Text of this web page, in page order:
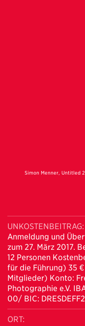
Simon Menner, Untitled
UNKOSTENBEITRAG:
Anmeldung und
zum 27. März 2017.
12 Personen
für die Führung) 35
Mitglieder) Konto:
Photographie e.V.
00/ BIC:
ORT: